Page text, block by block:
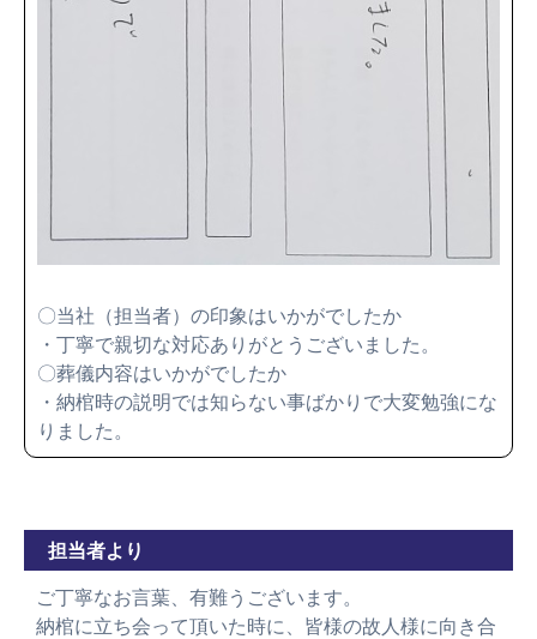
〇当社（担当者）の印象はいかがでしたか
・丁寧で親切な対応ありがとうございました。
〇葬儀内容はいかがでしたか
・納棺時の説明では知らない事ばかりで大変勉強にな
りました。
担当者より
ご丁寧なお言葉、有難うございます。
納棺に立ち会って頂いた時に、皆様の故人様に向き合